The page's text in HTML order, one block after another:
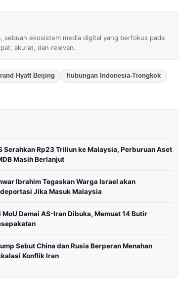
sebuah ekosistem media digital yang berfokus pada
akurat, dan relevan.
Hyatt Beijing
hubungan Indonesia-Tiongkok
Serahkan Rp23 Triliun ke Malaysia, Perburuan Aset
Masih Berlanjut
Ibrahim Tegaskan Warga Israel akan
Jika Masuk Malaysia
MoU Damai AS-Iran Dibuka, Memuat 14 Butir
Sebut China dan Rusia Berperan Menahan
Konflik Iran